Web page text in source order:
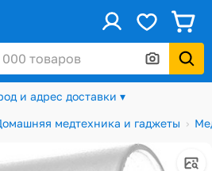
и адрес доставки ▾
медтехника и гаджеты